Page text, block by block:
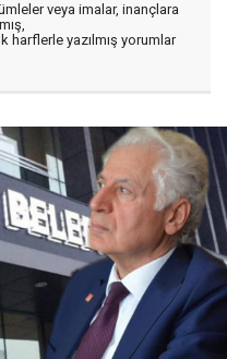
veya imalar, inançlara
harflerle yazılmış yorumlar